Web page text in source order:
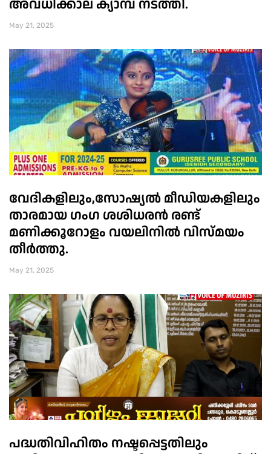
അവധിക്കാല ക്യാമ്പ് നടത്തി.
May 21, 2025
വേദികളിലും,സോഷ്യൽ മീഡിയകളിലും
താരമായ ഗംഗ ശശിധരൻ രണ്ട്
മണിക്കൂറോളം വയലിനിൽ വിസ്മയം
തീർത്തു.
May 21, 2025
പദ്ധതിവിഹിതം നഷ്ടപ്പെട്ടതിലും